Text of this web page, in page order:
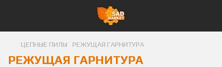
ЦЕПНЫЕ ПИЛЫ РЕЖУЩАЯ ГАРНИТУРА
РЕЖУЩАЯ ГАРНИТУРА